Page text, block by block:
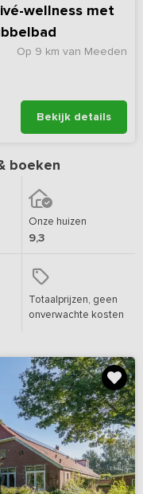
wellness met
Op 9 km van Meeden
Bekijk details
boeken
Onze huizen
9,3
Totaalprijzen, geen
onverwachte kosten